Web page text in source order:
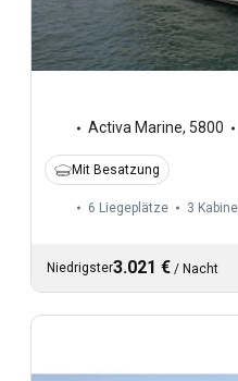
Activa Marine, 5800
Mit Besatzung
6 Liegeplätze 3 Kabine
Niedrigster3.021 € / Nacht